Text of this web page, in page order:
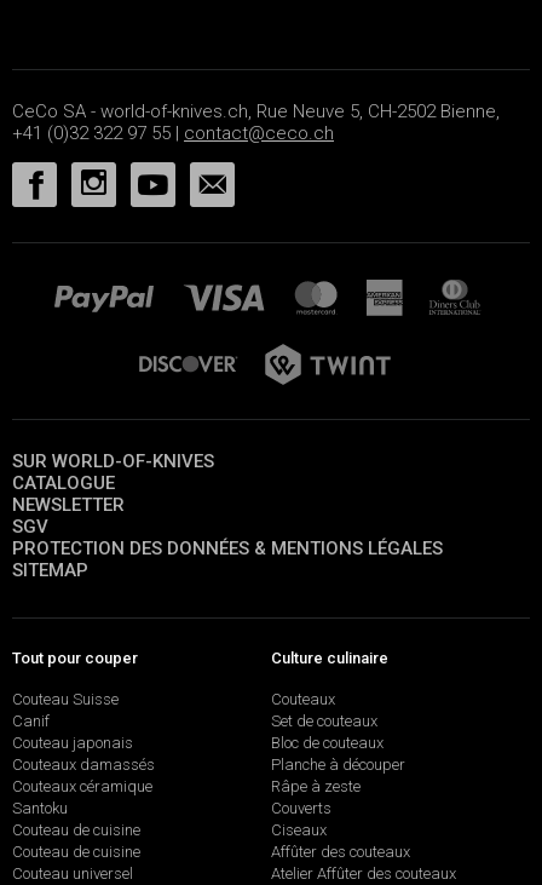
CeCo SA - world-of-knives.ch, Rue Neuve 5, CH-2502 Bienne,
+41 (0)32 322 97 55 | contact@ceco.ch
SUR WORLD-OF-KNIVES
CATALOGUE
NEWSLETTER
SGV
PROTECTION DES DONNÉES & MENTIONS LÉGALES
SITEMAP
Tout pour couper
Couteau Suisse
Canif
Couteau japonais
Couteaux damassés
Couteaux céramique
Santoku
Couteau de cuisine
Couteau de cuisine
Couteau universel
Culture culinaire
Couteaux
Set de couteaux
Bloc de couteaux
Planche à découper
Râpe à zeste
Couverts
Ciseaux
Affûter des couteaux
Atelier Affûter des couteaux